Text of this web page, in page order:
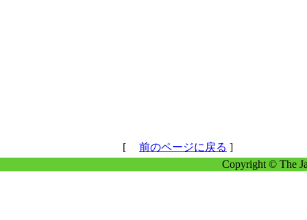
[ 前のページに戻る ]
Copyright © The